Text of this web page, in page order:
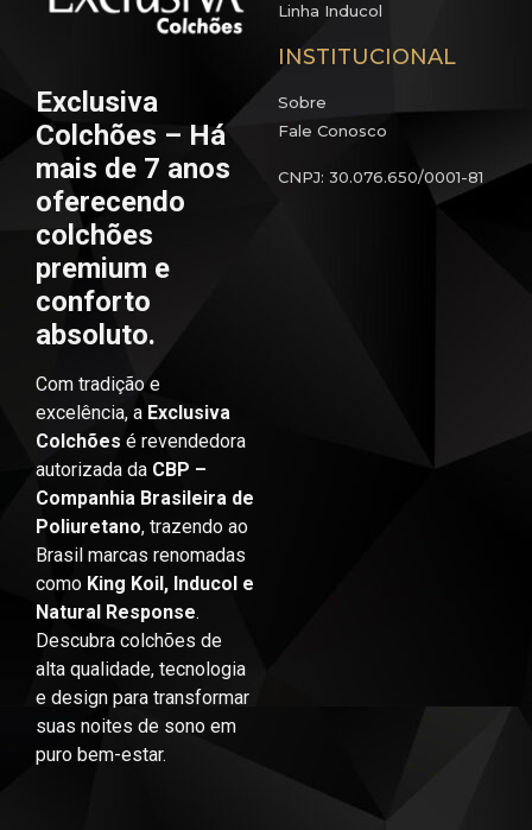
Exclusiva
Colchões – Há
mais de 7 anos
oferecendo
colchões
premium e
conforto
absoluto.
Com tradição e
excelência, a Exclusiva
Colchões é revendedora
autorizada da CBP –
Companhia Brasileira de
Poliuretano, trazendo ao
Brasil marcas renomadas
como King Koil, Inducol e
Natural Response.
Descubra colchões de
alta qualidade, tecnologia
e design para transformar
suas noites de sono em
puro bem-estar.
Linha Inducol
INSTITUCIONAL
Sobre
Fale Conosco
CNPJ: 30.076.650/0001-81